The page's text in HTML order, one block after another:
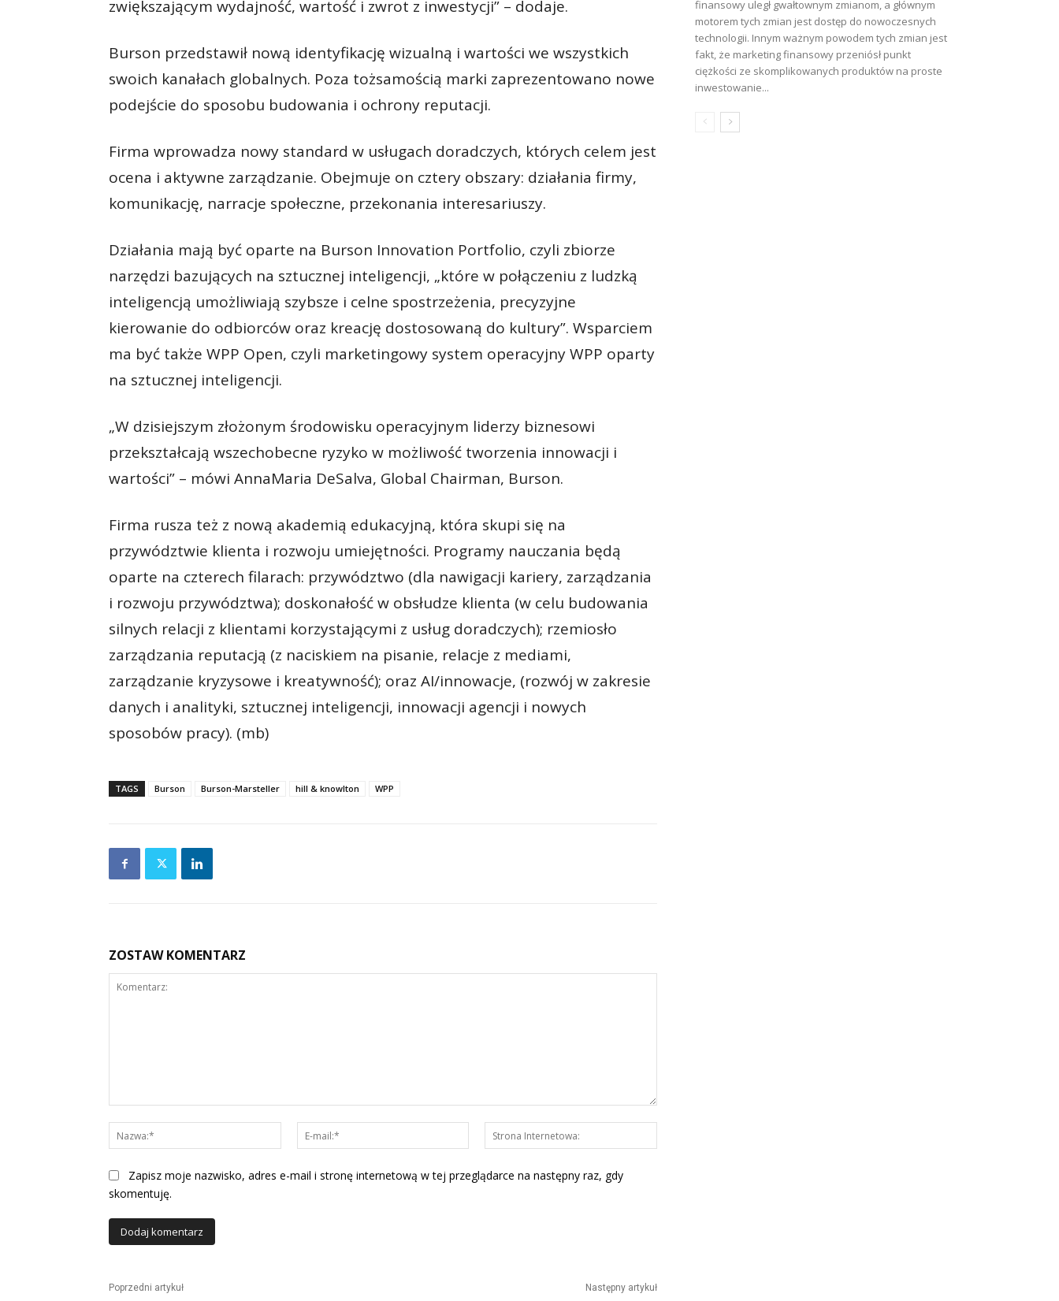
zwiększającym wydajność, wartość i zwrot z inwestycji” – dodaje.
Burson przedstawił nową identyfikację wizualną i wartości we wszystkich
swoich kanałach globalnych. Poza tożsamością marki zaprezentowano nowe
podejście do sposobu budowania i ochrony reputacji.
Firma wprowadza nowy standard w usługach doradczych, których celem jest
ocena i aktywne zarządzanie. Obejmuje on cztery obszary: działania firmy,
komunikację, narracje społeczne, przekonania interesariuszy.
Działania mają być oparte na Burson Innovation Portfolio, czyli zbiorze
narzędzi bazujących na sztucznej inteligencji, „które w połączeniu z ludzką
inteligencją umożliwiają szybsze i celne spostrzeżenia, precyzyjne
kierowanie do odbiorców oraz kreację dostosowaną do kultury”. Wsparciem
ma być także WPP Open, czyli marketingowy system operacyjny WPP oparty
na sztucznej inteligencji.
„W dzisiejszym złożonym środowisku operacyjnym liderzy biznesowi
przekształcają wszechobecne ryzyko w możliwość tworzenia innowacji i
wartości” – mówi AnnaMaria DeSalva, Global Chairman, Burson.
Firma rusza też z nową akademią edukacyjną, która skupi się na
przywództwie klienta i rozwoju umiejętności. Programy nauczania będą
oparte na czterech filarach: przywództwo (dla nawigacji kariery, zarządzania
i rozwoju przywództwa); doskonałość w obsłudze klienta (w celu budowania
silnych relacji z klientami korzystającymi z usług doradczych); rzemiosło
zarządzania reputacją (z naciskiem na pisanie, relacje z mediami,
zarządzanie kryzysowe i kreatywność); oraz AI/innowacje, (rozwój w zakresie
danych i analityki, sztucznej inteligencji, innowacji agencji i nowych
sposobów pracy). (mb)
TAGS Burson Burson-Marsteller hill & knowlton WPP
ZOSTAW KOMENTARZ
Nazwa:*
mail:*
Internetowa:
Zapisz moje nazwisko, adres e-mail i stronę internetową w tej przeglądarce na następny raz, gdy
skomentuję.
Poprzedni artykuł Następny artykuł
finansowy uległ gwałtownym zmianom, a głównym
motorem tych zmian jest dostęp do nowoczesnych
technologii. Innym ważnym powodem tych zmian jest
fakt, że marketing finansowy przeniósł punkt
ciężkości ze skomplikowanych produktów na proste
inwestowanie...